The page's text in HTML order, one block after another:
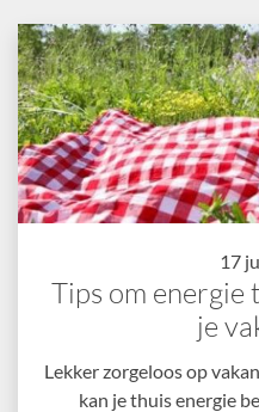
17
Tips om energie
je
Lekker zorgeloos op
kan je thuis energie